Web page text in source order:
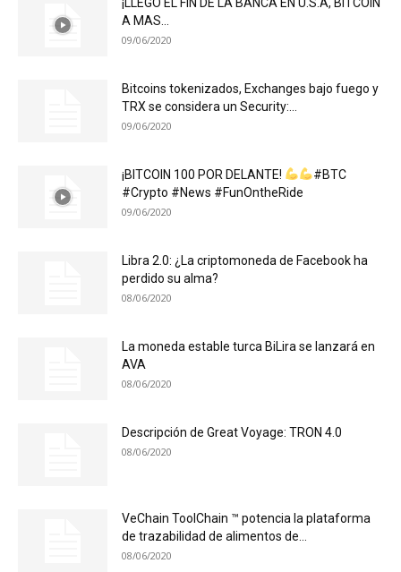
A MAS...
09/06/2020
Bitcoins tokenizados, Exchanges bajo fuego y
TRX se considera un Security:...
09/06/2020
¡BITCOIN 100 POR DELANTE!
#BTC
#Crypto #News #FunOntheRide
09/06/2020
Libra 2.0: ¿La criptomoneda de Facebook ha
perdido su alma?
08/06/2020
La moneda estable turca BiLira se lanzará en
AVA
08/06/2020
Descripción de Great Voyage: TRON 4.0
08/06/2020
VeChain ToolChain ™ potencia la plataforma
de trazabilidad de alimentos de...
08/06/2020